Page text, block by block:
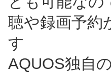
聴や録画予約
す
AQUOS独自